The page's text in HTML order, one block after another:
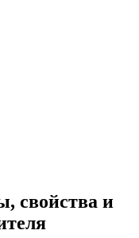
свойства и